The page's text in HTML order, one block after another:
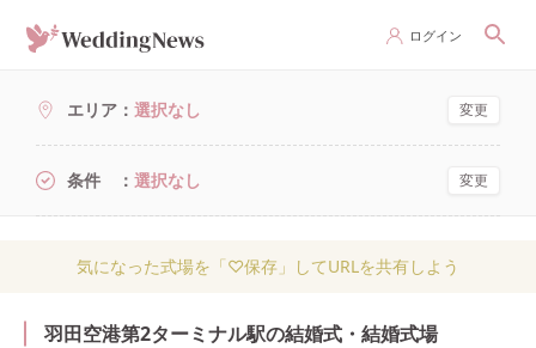
ログイン
エリア 選択なし 変更
条件 選択なし 変更
気になった式場を「♡保存」してURLを共有しよう
羽田空港第2ターミナル駅の結婚式・結婚式場